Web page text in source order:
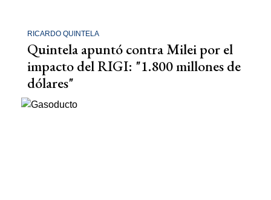
RICARDO QUINTELA
Quintela apuntó contra Milei por el
impacto del RIGI: "1.800 millones de
dólares"